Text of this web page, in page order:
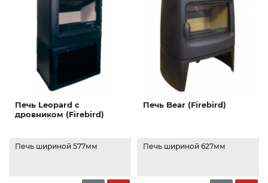
Печь Leopard с
дровником (Firebird)
Печь шириной 577мм
Печь Bear (Firebird)
Печь шириной 627мм